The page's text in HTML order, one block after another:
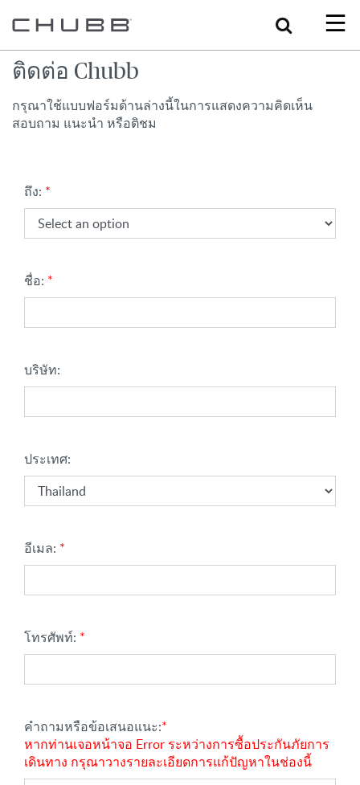
Search
ติดต่อ Chubb
กรุณาใช้แบบฟอร์มด้านล่างนี้ในการแสดงความคิดเห็น
สอบถาม แนะนำ หรือติชม
ถึง: (Select an option)
ชื่อ:
บริษัท:
ประเทศ:
อีเมล:
โทรศัพท์:
คำถามหรือข้อเสนอแนะ:*
หากท่านเจอหน้าจอ Error ระหว่างการซื้อประกันภัยการ
เดินทาง กรุณาวางรายละเอียดการแก้ปัญหาในช่องนี้